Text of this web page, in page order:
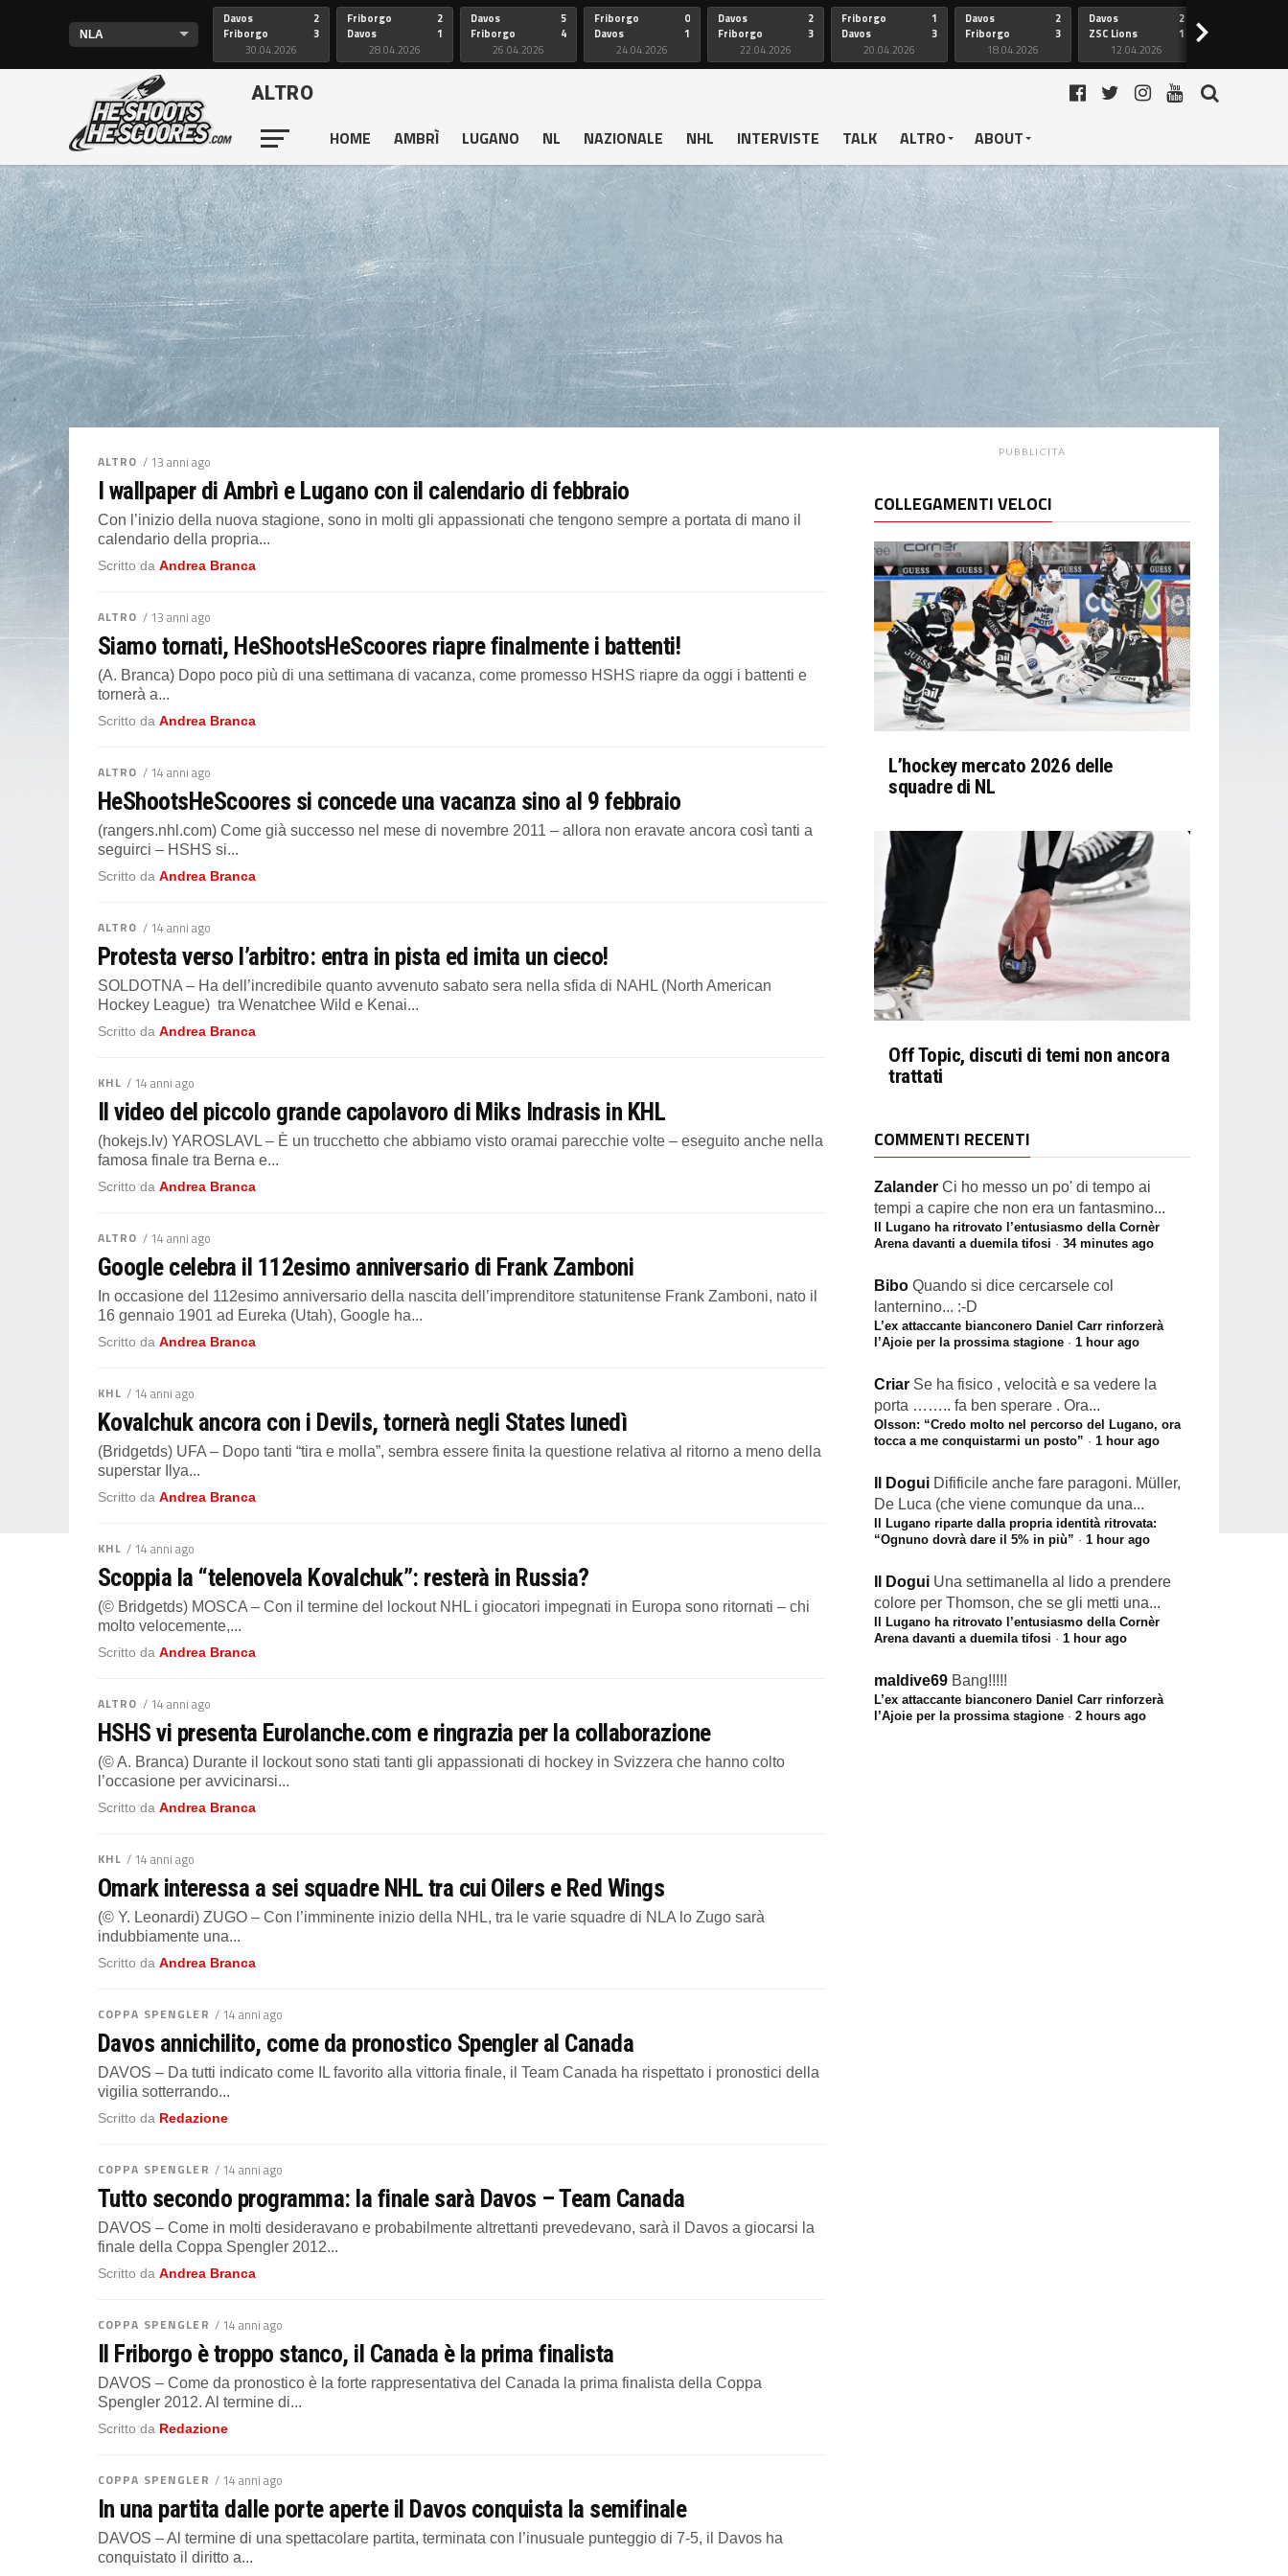
Davos
Friborgo
2
3
30.04.2026
Friborgo
Davos
2
1
28.04.2026
Davos
Friborgo
5
4
26.04.2026
Friborgo
Davos
0
1
24.04.2026
Davos
Friborgo
2
3
22.04.2026
Friborgo
Davos
1
3
20.04.2026
Davos
Friborgo
2
3
18.04.2026
Davos
ZSC Lions
2
1
12.04.2026
>
ALTRO
HOME
AMBRÌ LUGANO NL NAZIONALE NHL INTERVISTE TALK ALTRO ABOUT
ALTRO / 13 anni ago
I wallpaper di Ambrì e Lugano con il calendario di febbraio
Con l’inizio della nuova stagione, sono in molti gli appassionati che tengono sempre a portata di mano il
calendario della propria...
Scritto da Andrea Branca
ALTRO / 13 anni ago
Siamo tornati, HeShootsHeScoores riapre finalmente i battenti!
(A. Branca) Dopo poco più di una settimana di vacanza, come promesso HSHS riapre da oggi i battenti e
tornerà a...
Scritto da Andrea Branca
ALTRO / 14 anni ago
HeShootsHeScoores si concede una vacanza sino al 9 febbraio
(rangers.nhl.com) Come già successo nel mese di novembre 2011 – allora non eravate ancora così tanti a
seguirci – HSHS si...
Scritto da Andrea Branca
ALTRO / 14 anni ago
Protesta verso l’arbitro: entra in pista ed imita un cieco!
SOLDOTNA – Ha dell’incredibile quanto avvenuto sabato sera nella sfida di NAHL (North American
Hockey League) tra Wenatchee Wild e Kenai...
Scritto da Andrea Branca
KHL / 14 anni ago
Il video del piccolo grande capolavoro di Miks Indrasis in KHL
(hokejs.lv) YAROSLAVL – È un trucchetto che abbiamo visto oramai parecchie volte – eseguito anche nella
famosa finale tra Berna e...
Scritto da Andrea Branca
ALTRO / 14 anni ago
Google celebra il 112esimo anniversario di Frank Zamboni
In occasione del 112esimo anniversario della nascita dell’imprenditore statunitense Frank Zamboni, nato il
16 gennaio 1901 ad Eureka (Utah), Google ha...
Scritto da Andrea Branca
KHL / 14 anni ago
Kovalchuk ancora con i Devils, tornerà negli States lunedì
(Bridgetds) UFA – Dopo tanti “tira e molla”, sembra essere finita la questione relativa al ritorno a meno della
superstar Ilya...
Scritto da Andrea Branca
KHL / 14 anni ago
Scoppia la “telenovela Kovalchuk”: resterà in Russia?
(© Bridgetds) MOSCA – Con il termine del lockout NHL i giocatori impegnati in Europa sono ritornati – chi
molto velocemente,...
Scritto da Andrea Branca
ALTRO / 14 anni ago
HSHS vi presenta Eurolanche.com e ringrazia per la collaborazione
(© A. Branca) Durante il lockout sono stati tanti gli appassionati di hockey in Svizzera che hanno colto
l’occasione per avvicinarsi...
Scritto da Andrea Branca
KHL / 14 anni ago
Omark interessa a sei squadre NHL tra cui Oilers e Red Wings
(© Y. Leonardi) ZUGO – Con l’imminente inizio della NHL, tra le varie squadre di NLA lo Zugo sarà
indubbiamente una...
Scritto da Andrea Branca
COPPA SPENGLER / 14 anni ago
Davos annichilito, come da pronostico Spengler al Canada
DAVOS – Da tutti indicato come IL favorito alla vittoria finale, il Team Canada ha rispettato i pronostici della
vigilia sotterrando...
Scritto da Redazione
COPPA SPENGLER / 14 anni ago
Tutto secondo programma: la finale sarà Davos – Team Canada
DAVOS – Come in molti desideravano e probabilmente altrettanti prevedevano, sarà il Davos a giocarsi la
finale della Coppa Spengler 2012...
Scritto da Andrea Branca
COPPA SPENGLER / 14 anni ago
Il Friborgo è troppo stanco, il Canada è la prima finalista
DAVOS – Come da pronostico è la forte rappresentativa del Canada la prima finalista della Coppa
Spengler 2012. Al termine di...
Scritto da Redazione
COPPA SPENGLER / 14 anni ago
In una partita dalle porte aperte il Davos conquista la semifinale
DAVOS – Al termine di una spettacolare partita, terminata con l’inusuale punteggio di 7-5, il Davos ha
conquistato il diritto a...
PUBBLICITÀ
COLLEGAMENTI VELOCI
L’hockey mercato 2026 delle
squadre di NL
Off Topic, discuti di temi non ancora
trattati
COMMENTI RECENTI
Zalander Ci ho messo un po' di tempo ai
tempi a capire che non era un fantasmino...
Il Lugano ha ritrovato l’entusiasmo della Cornèr
Arena davanti a duemila tifosi · 34 minutes ago
Bibo Quando si dice cercarsele col
lanternino... :-D
L’ex attaccante bianconero Daniel Carr rinforzerà
l’Ajoie per la prossima stagione · 1 hour ago
Criar Se ha fisico , velocità e sa vedere la
porta …….. fa ben sperare . Ora...
Olsson: “Credo molto nel percorso del Lugano, ora
tocca a me conquistarmi un posto” · 1 hour ago
Il Dogui Difificile anche fare paragoni. Müller,
De Luca (che viene comunque da una...
Il Lugano riparte dalla propria identità ritrovata:
“Ognuno dovrà dare il 5% in più” · 1 hour ago
Il Dogui Una settimanella al lido a prendere
colore per Thomson, che se gli metti una...
Il Lugano ha ritrovato l’entusiasmo della Cornèr
Arena davanti a duemila tifosi · 1 hour ago
maldive69 Bang!!!!!
L’ex attaccante bianconero Daniel Carr rinforzerà
l’Ajoie per la prossima stagione · 2 hours ago